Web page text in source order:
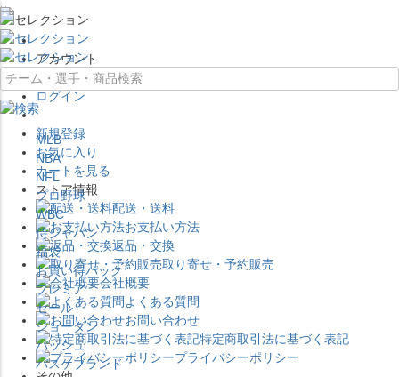
×
アカウント
ログイン
新規登録
お気に入り
カートを見る
ストア情報
配送・送料
お支払い方法
返品・交換
取り寄せ・予約販売
会社概要
よくある質問
お問い合わせ
特定商取引法に基づく表記
プライバシーポリシー
MLB
NBA
NFL
プロ野球
WBC
侍ジャパン
福袋
お買い得パック
プレミア
セール
ジョーダン
バッシュ
バスケブランド